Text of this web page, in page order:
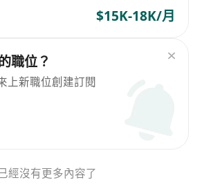
$15K-18K/月
職位？
上新職位創建訂閱
經沒有更多內容了